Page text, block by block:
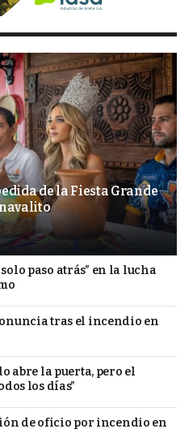
de la Fiesta Grande
paso atrás” en la lucha
tras el incendio en
abre la puerta, pero el
los días”
de oficio por incendio en